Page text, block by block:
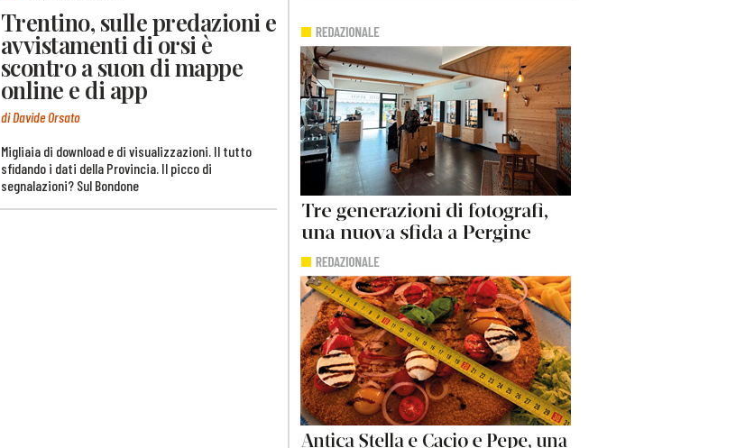
Trentino, sulle predazioni e
avvistamenti di orsi è
scontro a suon di mappe
online e di app
di Davide Orsato
Migliaia di download e di visualizzazioni. Il tutto
sfidando i dati della Provincia. Il picco di
segnalazioni? Sul Bondone